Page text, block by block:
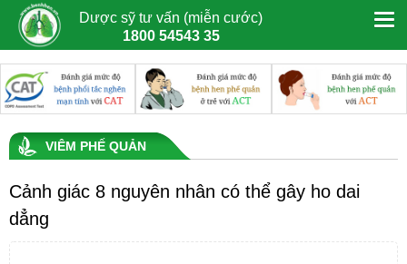
Dược sỹ tư vấn (miễn cước)
1800 54543 35
VIÊM PHẾ QUẢN
Cảnh giác 8 nguyên nhân có thể gây ho dai
dẳng